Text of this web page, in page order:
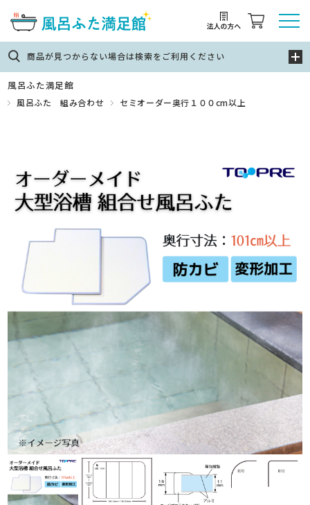
商品が見つからない場合は検索をご利用ください
風呂ふた満足館
風呂ふた 組み合わせ セミオーダー奥行１００cm以上